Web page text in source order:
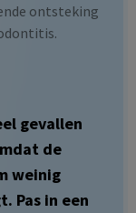
ontsteking
gevallen
de
weinig
Pas in een